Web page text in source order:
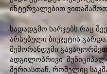
ინტერვალებით
სადადგმო ხარჯებს რაც
არსებული ბიუჯეტის გარდა,
მემორანდუმი გავაფორმეთ
ადგილობრივი
მერიასთან, რომელიც